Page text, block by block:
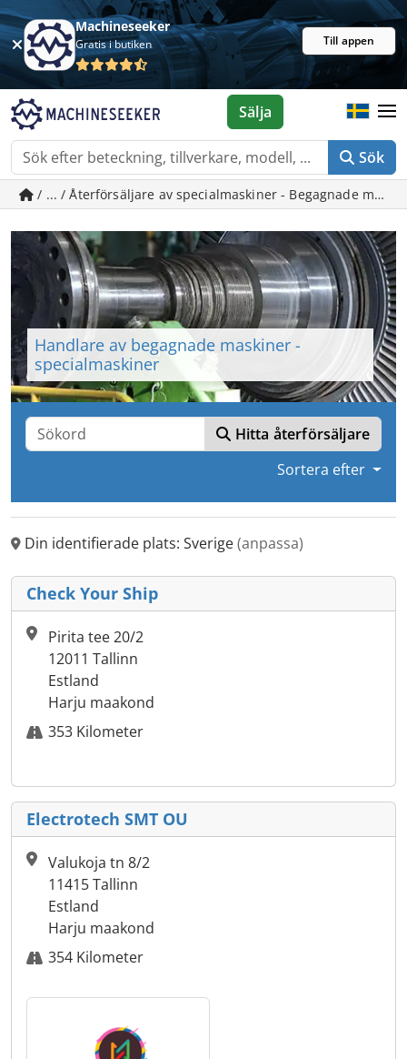
Machineseeker
Gratis i butiken Till appen
Sök
Sälja
/ ... / Återförsäljare av specialmaskiner - Begagnade
Handlare av begagnade maskiner -
specialmaskiner
Hitta återförsäljare
Sortera efter
Din identifierade plats: Sverige(anpassa)
Check Your Ship
Pirita tee 20/2
12011 Tallinn
Estland
Harju maakond
353 Kilometer
Electrotech SMT OU
Valukoja tn 8/2
11415 Tallinn
Estland
Harju maakond
354 Kilometer